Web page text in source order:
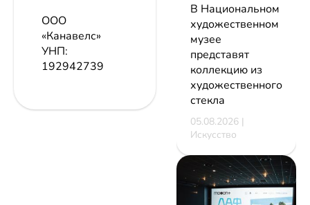
ООО
«Канавелс»
УНП:
192942739
В Национальном
художественном
музее
представят
коллекцию из
художественного
стекла
05.08.2026 |
Искусство